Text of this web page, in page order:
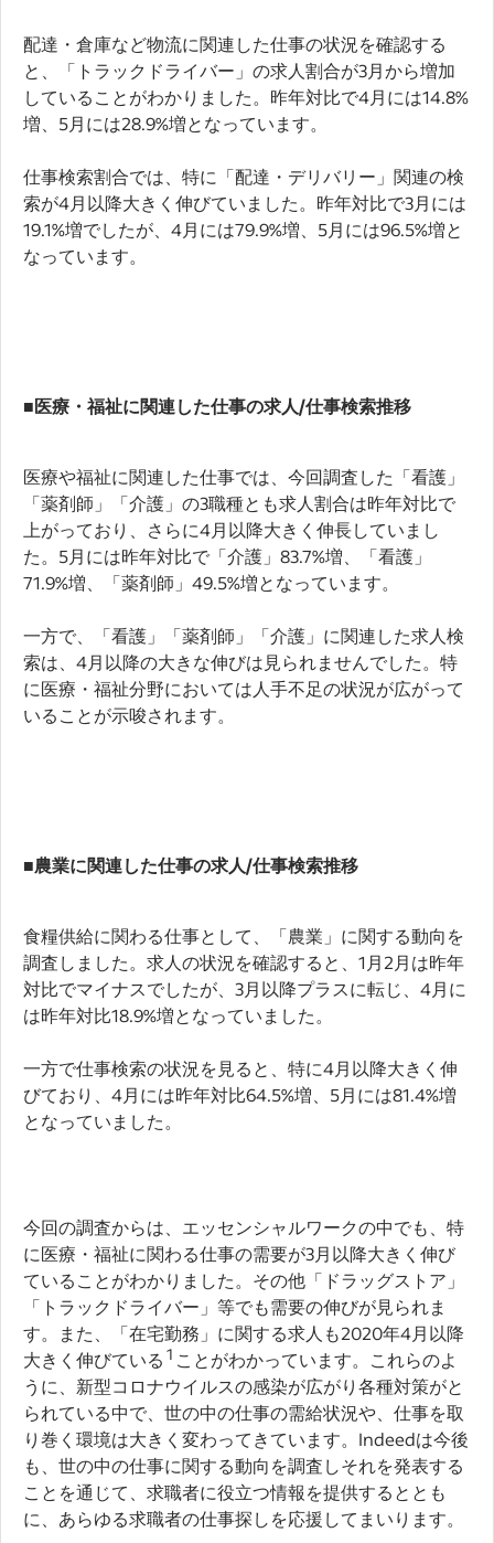
配達・倉庫など物流に関連した仕事の状況を確認する
と、「トラックドライバー」の求人割合が3月から増加
していることがわかりました。昨年対比で4月には14.8%
増、5月には28.9%増となっています。
仕事検索割合では、特に「配達・デリバリー」関連の検
索が4月以降大きく伸びていました。昨年対比で3月には
19.1%増でしたが、4月には79.9%増、5月には96.5%増と
なっています。
■医療・福祉に関連した仕事の求人/仕事検索推移
医療や福祉に関連した仕事では、今回調査した「看護」
「薬剤師」「介護」の3職種とも求人割合は昨年対比で
上がっており、さらに4月以降大きく伸長していまし
た。5月には昨年対比で「介護」83.7%増、「看護」
71.9%増、「薬剤師」49.5%増となっています。
一方で、「看護」「薬剤師」「介護」に関連した求人検
索は、4月以降の大きな伸びは見られませんでした。特
に医療・福祉分野においては人手不足の状況が広がって
いることが示唆されます。
■農業に関連した仕事の求人/仕事検索推移
食糧供給に関わる仕事として、「農業」に関する動向を
調査しました。求人の状況を確認すると、1月2月は昨年
対比でマイナスでしたが、3月以降プラスに転じ、4月に
は昨年対比18.9%増となっていました。
一方で仕事検索の状況を見ると、特に4月以降大きく伸
びており、4月には昨年対比64.5%増、5月には81.4%増
となっていました。
今回の調査からは、エッセンシャルワークの中でも、特
に医療・福祉に関わる仕事の需要が3月以降大きく伸び
ていることがわかりました。その他「ドラッグストア」
「トラックドライバー」等でも需要の伸びが見られま
す。また、「在宅勤務」に関する求人も2020年4月以降
大きく伸びている 1 ことがわかっています。これらのよ
うに、新型コロナウイルスの感染が広がり各種対策がと
られている中で、世の中の仕事の需給状況や、仕事を取
り巻く環境は大きく変わってきています。Indeedは今後
も、世の中の仕事に関する動向を調査しそれを発表する
ことを通じて、求職者に役立つ情報を提供するととも
に、あらゆる求職者の仕事探しを応援してまいります。